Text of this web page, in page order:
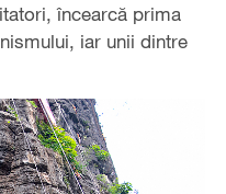
încearcă prima
iar unii dintre